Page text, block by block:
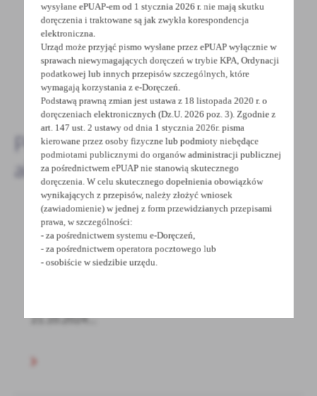
Spodobała Ci się informacja? Zostaw nam swoją opinię
- to dla Ciebie staramy się być najlepsi, a Twoje zdanie
bardzo nam w tym pomoże!
DODAJ KOMENTARZ
Pozostałe
aktualności
14 - 10 - 2024
Uwaga! Utrunienia w ruchu
21.10.2024...
wysyłane ePUAP-em od 1 stycznia 2026 r. nie mają skutku
doręczenia i traktowane są jak zwykła korespondencja
elektroniczna.
Urząd może przyjąć pismo wysłane przez ePUAP wyłącznie w
sprawach niewymagających doręczeń w trybie KPA, Ordynacji
podatkowej lub innych przepisów szczególnych, które
wymagają korzystania z e-Doręczeń.
Podstawą prawną zmian jest ustawa z 18 listopada 2020 r. o
doręczeniach elektronicznych (Dz.U. 2026 poz. 3). Zgodnie z
art. 147 ust. 2 ustawy od dnia 1 stycznia 2026r. pisma
kierowane przez osoby fizyczne lub podmioty niebędące
podmiotami publicznymi do organów administracji publicznej
za pośrednictwem ePUAP nie stanowią skutecznego
doręczenia. W celu skutecznego dopełnienia obowiązków
wynikających z przepisów, należy złożyć wniosek
(zawiadomienie) w jednej z form przewidzianych przepisami
prawa, w szczególności:
- za pośrednictwem systemu e-Doręczeń,
- za pośrednictwem operatora pocztowego lub
- osobiście w siedzibie urzędu.